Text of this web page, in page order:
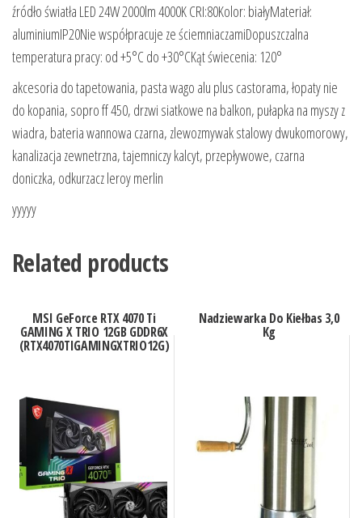
źródło światła LED 24W 2000lm 4000K CRI:80Kolor: białyMateriał:
aluminiumIP20Nie współpracuje ze ściemniaczamiDopuszczalna
temperatura pracy: od +5°C do +30°CKąt świecenia: 120°
akcesoria do tapetowania, pasta wago alu plus castorama, łopaty nie
do kopania, sopro ff 450, drzwi siatkowe na balkon, pułapka na myszy z
wiadra, bateria wannowa czarna, zlewozmywak stalowy dwukomorowy,
kanalizacja zewnetrzna, tajemniczy kalcyt, przepływowe, czarna
doniczka, odkurzacz leroy merlin
yyyyy
Related products
MSI GeForce RTX 4070 Ti
GAMING X TRIO 12GB GDDR6X
(RTX4070TIGAMINGXTRIO12G)
Nadziewarka Do Kiełbas 3,0
Kg